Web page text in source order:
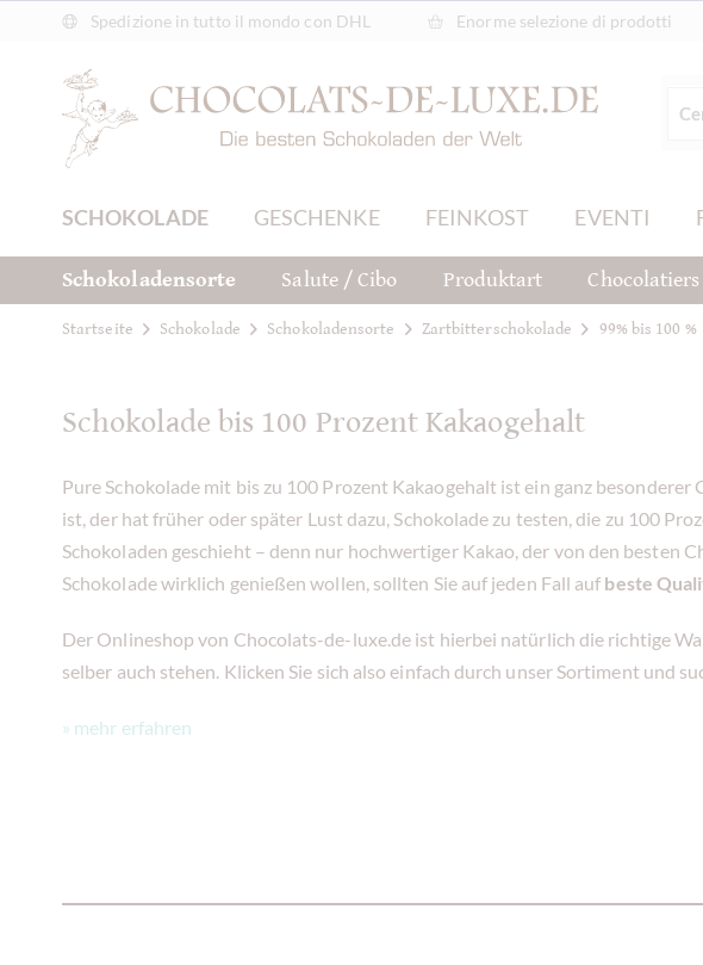
Spedizione in tutto il mondo con DHL Enorme selezione di prodotti
SCHOKOLADE GESCHENKE FEINKOST EVENTI
Schokoladensorte Salute / Cibo Produktart Chocolatiers
Startseite Schokolade Schokoladensorte Zartbitterschokolade 99% bis 100 %
Schokolade bis 100 Prozent Kakaogehalt
Pure Schokolade mit bis zu 100 Prozent Kakaogehalt ist ein ganz
ist, der hat früher oder später Lust dazu, Schokolade zu testen, die zu 100
Schokoladen geschieht – denn nur hochwertiger Kakao, der von den besten
Schokolade wirklich genießen wollen, sollten Sie auf jeden Fall auf beste
Der Onlineshop von Chocolats-de-luxe.de ist hierbei natürlich die richtige
selber auch stehen. Klicken Sie sich also einfach durch unser Sortiment und
» mehr erfahren